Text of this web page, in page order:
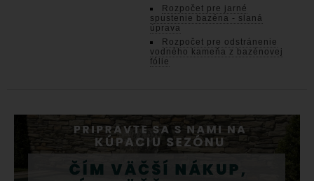
Rozpočet pre jarné
spustenie bazéna - slaná
úprava
Rozpočet pre odstránenie
vodného kameňa z bazénovej
fólie